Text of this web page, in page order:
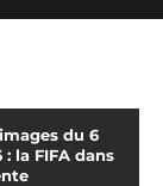
du 6
la FIFA dans